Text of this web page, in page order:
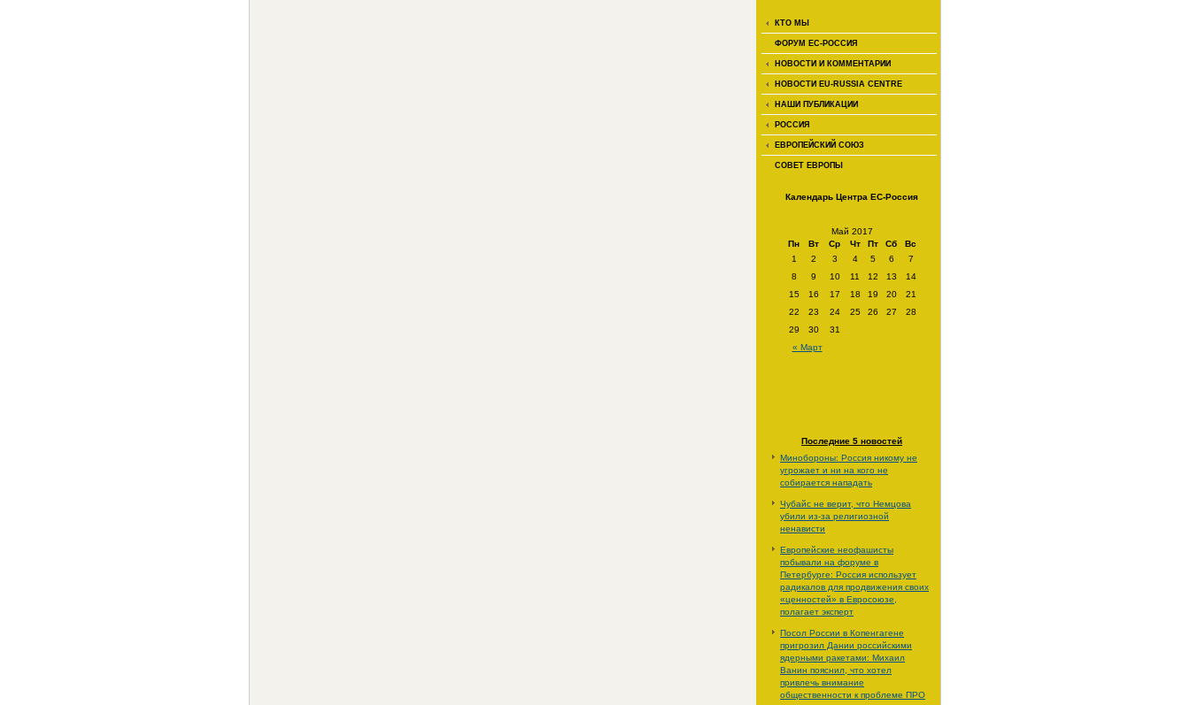
КТО МЫ
ФОРУМ ЕС-РОССИЯ
НОВОСТИ И КОММЕНТАРИИ
НОВОСТИ EU-RUSSIA CENTRE
НАШИ ПУБЛИКАЦИИ
РОССИЯ
ЕВРОПЕЙСКИЙ СОЮЗ
СОВЕТ ЕВРОПЫ
Календарь Центра ЕС-Россия
Май 2017
Пн
Вт Ср Чт Пт Сб Вс
« Март
1 2 3 4 5 6
7
8
9 10 11 12 13
14
15
16 17 18 19 20
21
22
23 24 25 26 27
28
29
30 31
Последние 5 новостей
Минобороны: Россия никому не
угрожает и ни на кого не
собирается нападать
Чубайс не верит, что Немцова
убили из-за религиозной
ненависти
Европейские неофашисты
побывали на форуме в
Петербурге: Россия использует
радикалов для продвижения своих
«ценностей» в Евросоюзе,
полагает эксперт
Посол России в Копенгагене
пригрозил Дании российскими
ядерными ракетами: Михаил
Ванин пояснил, что хотел
привлечь внимание
общественности к проблеме ПРО